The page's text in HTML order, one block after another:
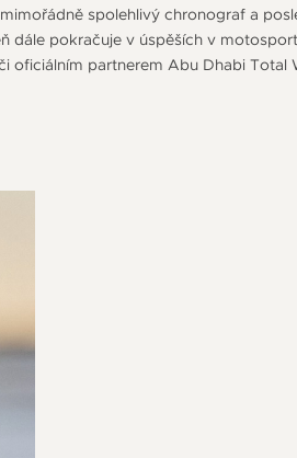
spolehlivý chronograf a
dále pokračuje v úspěších v
oficiálním partnerem Abu Dhabi Total